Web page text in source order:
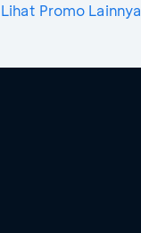
Lihat Promo Lainnya